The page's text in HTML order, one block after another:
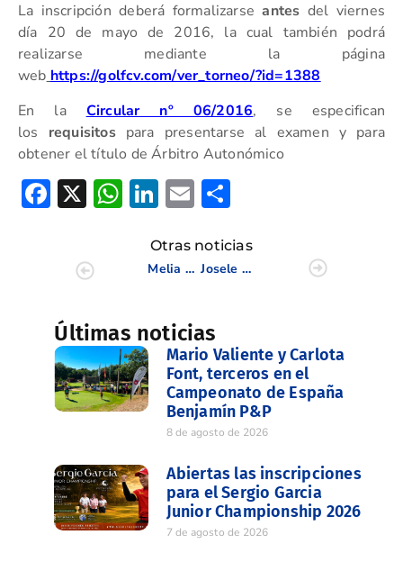
La inscripción deberá formalizarseantes del viernes
día 20 de mayo de 2016, la cual también podrá
realizarse mediante la página
web https://golfcv.com/ver_torneo/?id=1388
En la Circular nº 06/2016, se especifican
los requisitospara presentarse al examen y para
obtener el título de Árbitro Autonómico
Facebook
X WhatsApp
LinkedIn
Email
Otras noticias
Melia Villaitana Golf pone el broche de oro a la Fase Final de la Copa Levante – Memorial Fco. Gil 2015
Josele Ballester, Merche Corbacho, Minoo Mousavi, Alejandro Tarin, Isabel Mas y Santi Juesas, vencen en la primera prueba de la Copa Juvenil
Últimas noticias
Mario Valiente y Carlota
Font, terceros en el
Campeonato de España
Benjamín P&P
8 de agosto de 2026
Abiertas las inscripciones
para el Sergio Garcia
Junior Championship 2026
7 de agosto de 2026